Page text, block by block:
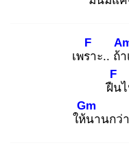
เพรา
F
ะ.. ถ้า
ฝืน
F
ให้น
Gm
านกว่